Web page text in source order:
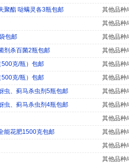
聚酯 哒螨灵各3瓶包邮
其他品种
其他品种
包邮
其他品种
剂杀百菌2瓶包邮
其他品种
克/瓶）包邮
其他品种
克/瓶）包邮
其他品种
虫、蓟马杀虫剂5瓶包邮
其他品种
虫、蓟马杀虫剂4瓶包邮
其他品种
其他品种
能花肥1500克包邮
其他品种
其他品种
其他品种